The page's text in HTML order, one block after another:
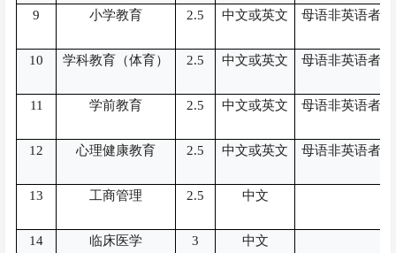
9 小学教育 2.5 中文或英文 母语非英语者
10 学科教育（体育） 2.5 中文或英文 母语非英语者
11 学前教育 2.5 中文或英文 母语非英语者
12 心理健康教育 2.5 中文或英文 母语非英语者
13 工商管理 2.5 中文
14 临床医学 3 中文